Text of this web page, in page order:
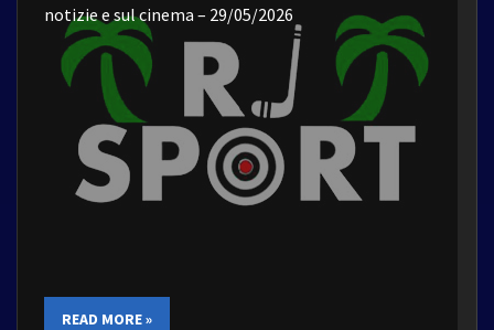
notizie e sul cinema – 29/05/2026
READ MORE »